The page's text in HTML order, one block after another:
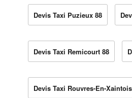
Devis Taxi Puzieux 88
Devis Taxi Remicourt 88
Devis Taxi Rouvres-En-Xaintois